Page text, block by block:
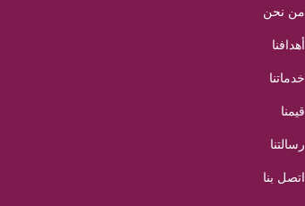
من نحن
أهدافنا
خدماتنا
قيمنا
رسالتنا
اتصل بنا